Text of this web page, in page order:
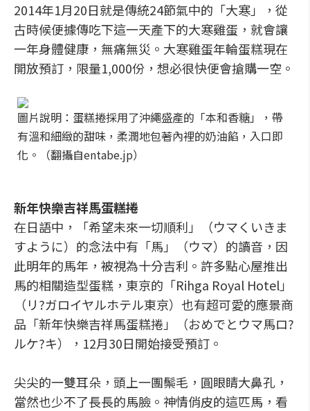
2014年1月20日就是傳統24節氣中的「大寒」，從
古時候便據傳吃下這一天產下的大寒雞蛋，就會讓
一年身體健康，無痛無災。大寒雞蛋年輪蛋糕現在
開放預訂，限量1,000份，想必很快便會搶購一空。
圖片說明：蛋糕捲採用了沖繩盛產的「本和香糖」，帶
有溫和細緻的甜味，柔潤地包著內裡的奶油餡，入口即
化。（翻攝自entabe.jp）
新年快樂吉祥馬蛋糕捲
在日語中，「希望未來一切順利」（ウマくいきま
すように）的念法中有「馬」（ウマ）的讀音，因
此明年的馬年，被視為十分吉利。許多點心屋推出
馬的相關造型蛋糕，東京的「Rihga Royal Hotel」
（リ?ガロイヤルホテル東京）也有超可愛的應景商
品「新年快樂吉祥馬蛋糕捲」（おめでとウマ馬ロ?
ルケ?キ），12月30日開始接受預訂。
尖尖的一雙耳朵，頭上一團鬃毛，圓眼睛大鼻孔，
當然也少不了長長的馬臉。神情俏皮的這匹馬，看